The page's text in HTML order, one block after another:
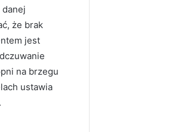
że brak
jest
na brzegu
ustawia